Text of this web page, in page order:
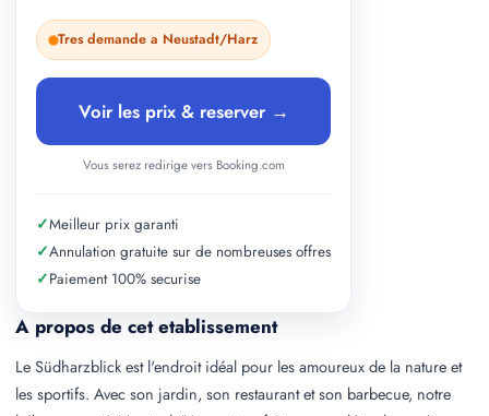
A propos de cet etablissement
Le Südharzblick est l'endroit idéal pour les amoureux de la nature et
les sportifs. Avec son jardin, son restaurant et son barbecue, notre
Tres demande a Neustadt/Harz
Voir les prix & reserver →
Vous serez redirige vers Booking.com
✓Meilleur prix garanti
✓Annulation gratuite sur de nombreuses offres
✓Paiement 100% securise